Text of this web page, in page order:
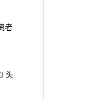
者
头